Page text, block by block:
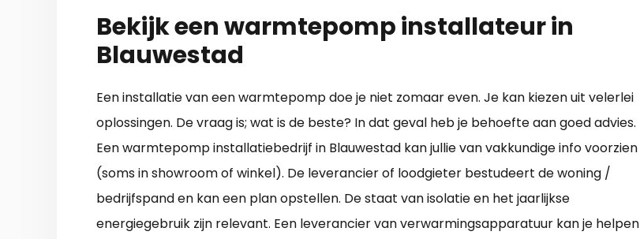
Bekijk een warmtepomp installateur in
Blauwestad
Een installatie van een warmtepomp doe je niet zomaar even. Je kan kiezen uit velerlei
oplossingen. De vraag is; wat is de beste? In dat geval heb je behoefte aan goed advies.
Een warmtepomp installatiebedrijf in Blauwestad kan jullie van vakkundige info voorzien
(soms in showroom of winkel). De leverancier of loodgieter bestudeert de woning /
bedrijfspand en kan een plan opstellen. De staat van isolatie en het jaarlijkse
energiegebruik zijn relevant. Een leverancier van verwarmingsapparatuur kan je helpen